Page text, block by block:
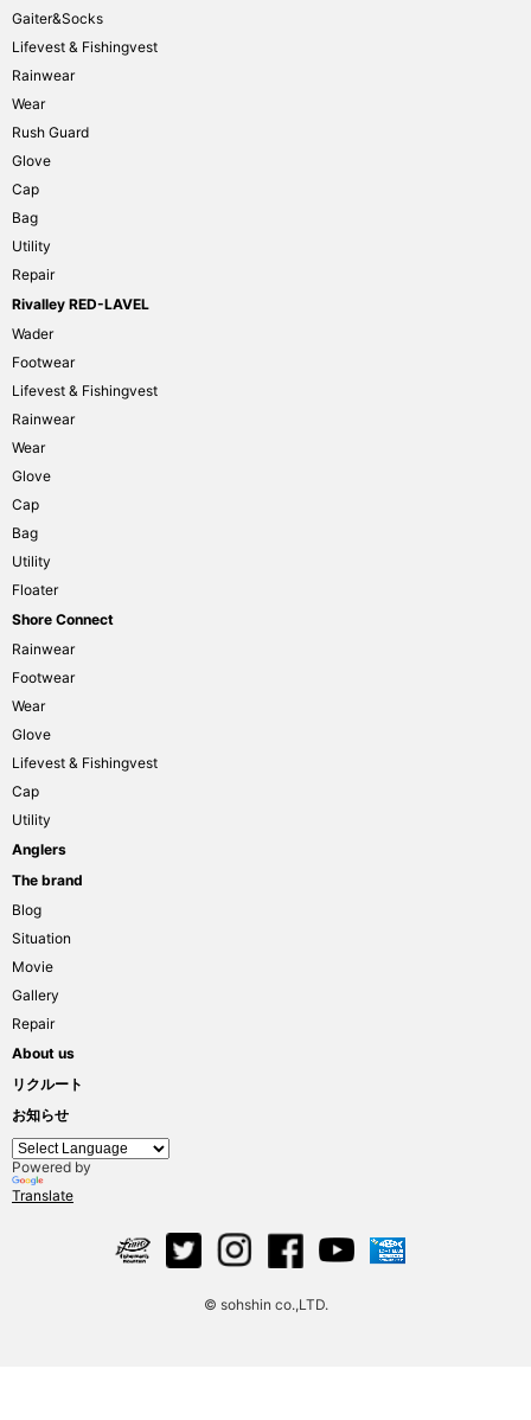
Gaiter&Socks
Lifevest & Fishingvest
Rainwear
Wear
Rush Guard
Glove
Cap
Bag
Utility
Repair
Rivalley RED-LAVEL
Wader
Footwear
Lifevest & Fishingvest
Rainwear
Wear
Glove
Cap
Bag
Utility
Floater
Shore Connect
Rainwear
Footwear
Wear
Glove
Lifevest & Fishingvest
Cap
Utility
Anglers
The brand
Blog
Situation
Movie
Gallery
Repair
About us
リクルート
お知らせ
Powered by
Translate
© sohshin co.,LTD.